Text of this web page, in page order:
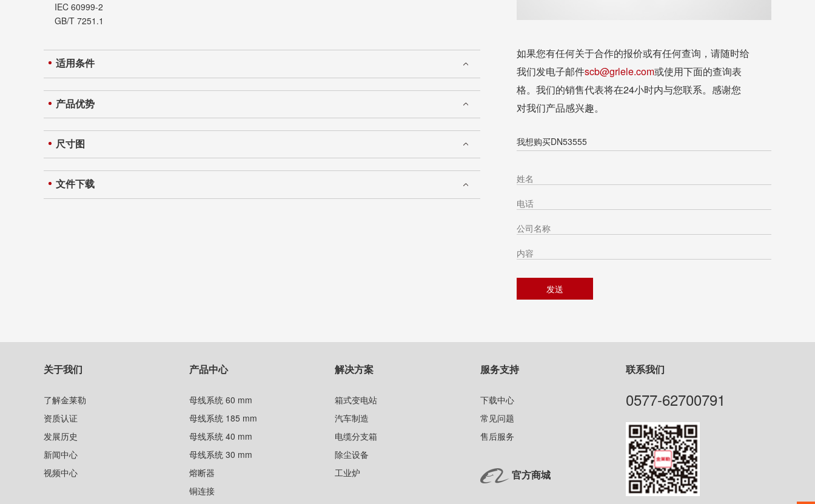
IEC 60999-2
GB/T 7251.1
适用条件
产品优势
尺寸图
文件下载
如果您有任何关于合作的报价或有任何查询，请随时给
我们发电子邮件scb@grlele.com或使用下面的查询表
格。我们的销售代表将在24小时内与您联系。感谢您
对我们产品感兴趣。
我想购买DN53555
关于我们
了解金莱勒
资质认证
发展历史
新闻中心
视频中心
产品中心
母线系统 60 mm
母线系统 185 mm
母线系统 40 mm
母线系统 30 mm
熔断器
铜连接
解决方案
箱式变电站
汽车制造
电缆分支箱
除尘设备
工业炉
服务支持
下载中心
常见问题
售后服务
官方商城
联系我们
0577-62700791